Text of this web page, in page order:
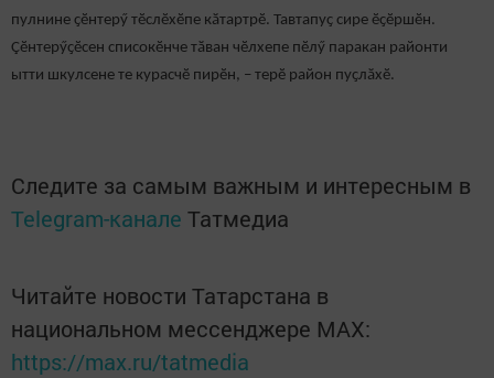
пулнине ҫӗнтерӳ тӗслӗхӗпе кӑтартрӗ. Тавтапуҫ сире ӗҫӗршӗн.
Çӗнтерӳҫӗсен списокӗнче тӑван чӗлхепе пӗлӳ паракан районти
ытти шкулсене те курасчӗ пирӗн, – терӗ район пуҫлӑхӗ.
Следите за самым важным и интересным в
Telegram-канале Татмедиа
Читайте новости Татарстана в
национальном мессенджере MАХ:
https://max.ru/tatmedia